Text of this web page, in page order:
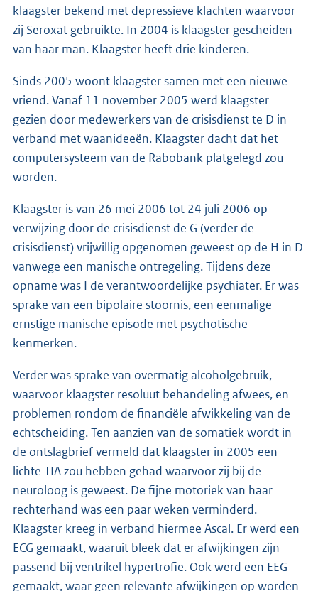
klaagster bekend met depressieve klachten waarvoor
zij Seroxat gebruikte. In 2004 is klaagster gescheiden
van haar man. Klaagster heeft drie kinderen.
Sinds 2005 woont klaagster samen met een nieuwe
vriend. Vanaf 11 november 2005 werd klaagster
gezien door medewerkers van de crisisdienst te D in
verband met waanideeën. Klaagster dacht dat het
computersysteem van de Rabobank platgelegd zou
worden.
Klaagster is van 26 mei 2006 tot 24 juli 2006 op
verwijzing door de crisisdienst de G (verder de
crisisdienst) vrijwillig opgenomen geweest op de H in D
vanwege een manische ontregeling. Tijdens deze
opname was I de verantwoordelijke psychiater. Er was
sprake van een bipolaire stoornis, een eenmalige
ernstige manische episode met psychotische
kenmerken.
Verder was sprake van overmatig alcoholgebruik,
waarvoor klaagster resoluut behandeling afwees, en
problemen rondom de financiële afwikkeling van de
echtscheiding. Ten aanzien van de somatiek wordt in
de ontslagbrief vermeld dat klaagster in 2005 een
lichte TIA zou hebben gehad waarvoor zij bij de
neuroloog is geweest. De fijne motoriek van haar
rechterhand was een paar weken verminderd.
Klaagster kreeg in verband hiermee Ascal. Er werd een
ECG gemaakt, waaruit bleek dat er afwijkingen zijn
passend bij ventrikel hypertrofie. Ook werd een EEG
gemaakt, waar geen relevante afwijkingen op worden